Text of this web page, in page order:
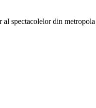
spectacolelor din